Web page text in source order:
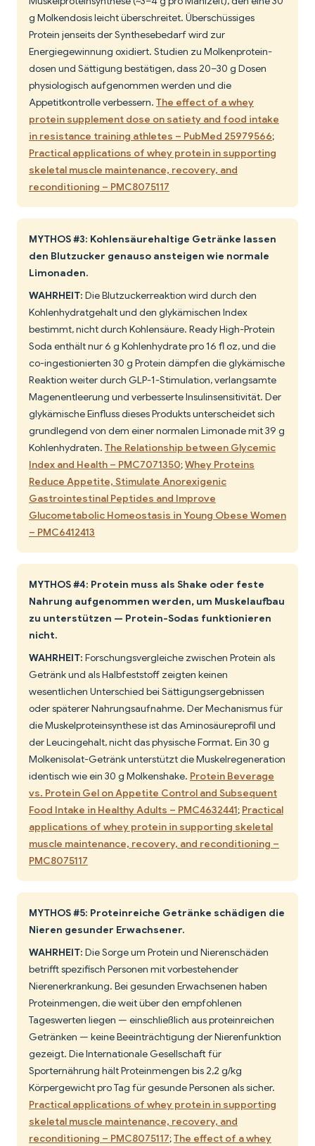
g Molkendosis leicht überschreitet. Überschüssiges
Protein jenseits der Synthesebedarf wird zur
Energiegewinnung oxidiert. Studien zu Molkenpro­tein­
dosen und Sättigung bestätigen, dass 20–30 g Dosen
physiologisch aufgenommen werden und die
Appetitkon­trolle verbessern. The effect of a whey
protein supplement dose on satiety and food intake
in resistance training athletes – PubMed 25979566;
Practical applications of whey protein in supporting
skeletal muscle maintenance, recovery, and
reconditioning – PMC8075117
MYTHOS #3: Kohlensäurehaltige Getränke lassen
den Blutzucker genauso ansteigen wie normale
Limonaden.
WAHRHEIT: Die Blutzuckerreaktion wird durch den
Kohlenhydratgehalt und den glykämischen Index
bestimmt, nicht durch Kohlensäure. Ready High-Protein
Soda enthält nur 6 g Kohlenhydrate pro 16 fl oz, und die
co-ingestionierten 30 g Protein dämpfen die glykämische
Reaktion weiter durch GLP-1-Stimulation, verlangsamte
Magenentleerung und verbesserte Insulinsensitivität. Der
glykämische Einfluss dieses Produkts unterscheidet sich
grundlegend von dem einer normalen Limonade mit 39 g
Kohlenhydraten. The Relationship between Glycemic
Index and Health – PMC7071350;Whey Proteins
Reduce Appetite, Stimulate Anorexigenic
Gastrointestinal Peptides and Improve
Glucometabolic Homeostasis in Young Obese Women
– PMC6412413
MYTHOS #4: Protein muss als Shake oder feste
Nahrung aufgenommen werden, um Muskelaufbau
zu unterstützen — Protein-Sodas funktionieren
nicht.
WAHRHEIT: Forschungsvergleiche zwischen Protein als
Getränk und als Halbfeststoff zeigten keinen
wesentlichen Unterschied bei Sättigungsergebnissen
oder späterer Nahrungsaufnahme. Der Mechanismus für
die Muskelproteinsynthese ist das Aminosäureprofil und
der Leucingehalt, nicht das physische Format. Ein 30 g
Molkenisolat-Getränk unterstützt die Muskelregeneration
identisch wie ein 30 g Molkenshake. Protein Beverage
vs. Protein Gel on Appetite Control and Subsequent
Food Intake in Healthy Adults – PMC4632441; Practical
applications of whey protein in supporting skeletal
muscle maintenance, recovery, and reconditioning –
PMC8075117
MYTHOS #5: Proteinreiche Getränke schädigen die
Nieren gesunder Erwachsener.
WAHRHEIT: Die Sorge um Protein und Nierenschäden
betrifft spezifisch Personen mit vorbestehender
Nierenerkrankung. Bei gesunden Erwachsenen haben
Proteinmengen, die weit über den empfohlenen
Tageswerten liegen — einschließlich aus proteinreichen
Getränken — keine Beeinträchtigung der Nierenfunktion
gezeigt. Die Internationale Gesellschaft für
Sporternährung hält Proteinmengen bis 2,2 g/kg
Körpergewicht pro Tag für gesunde Personen als sicher.
Practical applications of whey protein in supporting
skeletal muscle maintenance, recovery, and
reconditioning – PMC8075117;The effect of a whey